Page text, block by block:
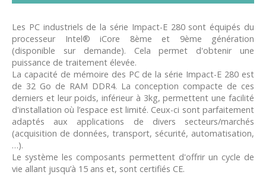
Les PC industriels de la série Impact-E 280 sont équipés du
processeur Intel® iCore 8ème et 9ème génération
(disponible sur demande). Cela permet d'obtenir une
puissance de traitement élevée.
La capacité de mémoire des PC de la série Impact-E 280 est
de 32 Go de RAM DDR4. La conception compacte de ces
derniers et leur poids, inférieur à 3kg, permettent une facilité
d'installation où l’espace est limité. Ceux-ci sont parfaitement
adaptés aux applications de divers secteurs/marchés
(acquisition de données, transport, sécurité, automatisation,
…).
Le système les composants permettent d'offrir un cycle de
vie allant jusqu’à 15 ans et, sont certifiés CE.